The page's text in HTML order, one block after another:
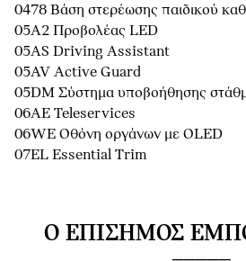
0478 Βάση στερέωσης παιδικού
05A2 Προβολέας LED
05AS Driving Assistant
05AV Active Guard
05DM Σύστημα υποβοήθησης
06AE Teleservices
06WE Οθόνη οργάνων με OLED
07EL Essential Trim
Ο ΕΠΊΣΗΜΟΣ